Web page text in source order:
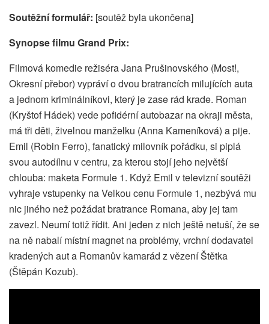
Soutěžní formulář: [soutěž byla ukončena]
Synopsefilmu Grand Prix:
Filmová komedie režiséra Jana Prušinovského (Most!,
Okresní přebor) vypráví o dvou bratrancích milujících auta
a jednom kriminálníkovi, který je zase rád krade. Roman
(Kryštof Hádek) vede pofidérní autobazar na okraji města,
má tři děti, živelnou manželku (Anna Kameníková) a pije.
Emil (Robin Ferro), fanatický milovník pořádku, si piplá
svou autodílnu v centru, za kterou stojí jeho největší
chlouba: maketa Formule 1. Když Emil v televizní soutěži
vyhraje vstupenky na Velkou cenu Formule 1, nezbývá mu
nic jiného než požádat bratrance Romana, aby jej tam
zavezl. Neumí totiž řídit. Ani jeden z nich ještě netuší, že se
na ně nabalí místní magnet na problémy, vrchní dodavatel
kradených aut a Romanův kamarád z vězení Štětka
(Štěpán Kozub).